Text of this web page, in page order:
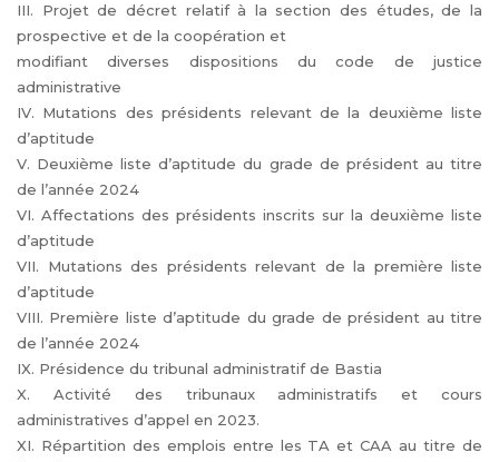
III. Projet de décret relatif à la section des études, de la
prospective et de la coopération et
modifiant diverses dispositions du code de justice
administrative
IV. Mutations des présidents relevant de la deuxième liste
d’aptitude
V. Deuxième liste d’aptitude du grade de président au titre
de l’année 2024
VI. Affectations des présidents inscrits sur la deuxième liste
d’aptitude
VII. Mutations des présidents relevant de la première liste
d’aptitude
VIII. Première liste d’aptitude du grade de président au titre
de l’année 2024
IX. Présidence du tribunal administratif de Bastia
X. Activité des tribunaux administratifs et cours
administratives d’appel en 2023.
XI. Répartition des emplois entre les TA et CAA au titre de